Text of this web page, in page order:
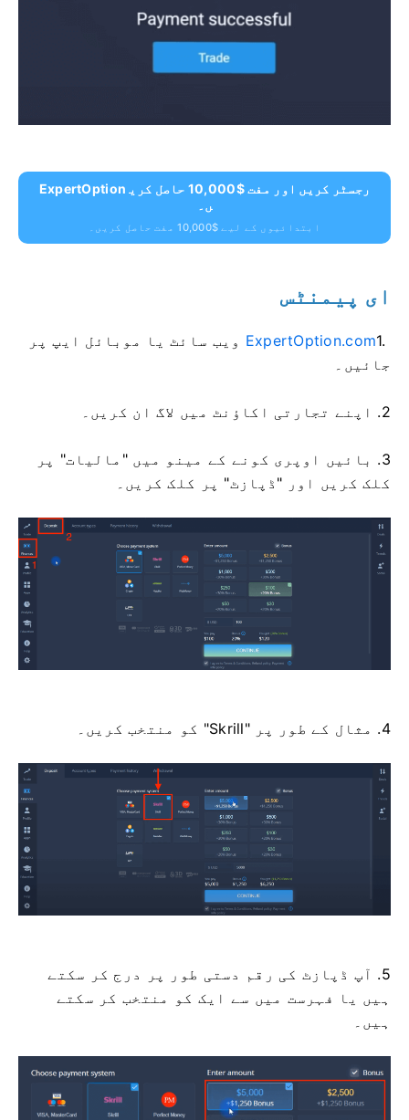
ExpertOption رجسٹر کریں اور مفت $10,000 حاصل کری
ں۔
ابتدائیوں کے لیے $10,000 مفت حاصل کریں۔
ای پیمنٹس
1.
ExpertOption.com ویب سائٹ یا موبائل ایپ پر
جائیں۔
2. اپنے تجارتی اکاؤنٹ میں لاگ ان کریں۔
3. بائیں اوپری کونے کے مینو میں "مالیات" پر
کلک کریں اور "ڈپازٹ" پر کلک کریں۔
4. مثال کے طور پر "Skrill" کو منتخب کریں۔
5. آپ ڈپازٹ کی رقم دستی طور پر درج کر سکتے
ہیں یا فہرست میں سے ایک کو منتخب کر سکتے
ہیں۔